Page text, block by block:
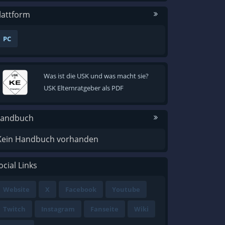
PC
Was ist die USK und was macht sie?
USK Elternratgeber als PDF
Handbuch vorhanden
Links
Website X Facebook Youtube
Twitch Instagram Fanseite Wiki